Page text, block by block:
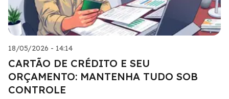
18/05/2026 - 14:14
CARTÃO DE CRÉDITO E SEU
ORÇAMENTO: MANTENHA TUDO SOB
CONTROLE